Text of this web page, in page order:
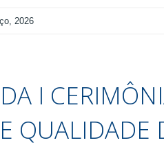
2026
I
QUALIDADE